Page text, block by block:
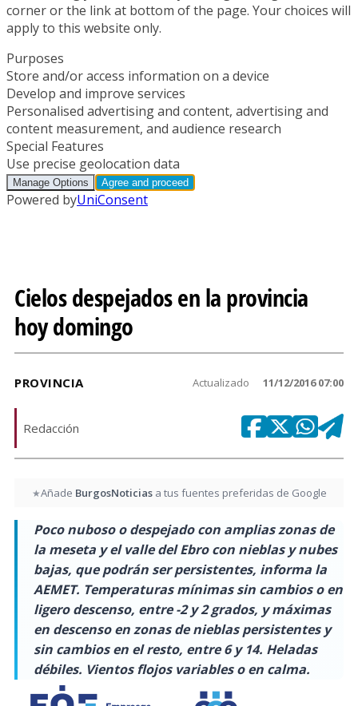
Cielos despejados en la provincia
hoy domingo
PROVINCIA Actualizado 11/12/2016 07:00
Redacción
★Añade BurgosNoticiasa tus fuentes preferidas de Google
Poco nuboso o despejado con amplias zonas de
la meseta y el valle del Ebro con nieblas y nubes
bajas, que podrán ser persistentes, informa la
AEMET. Temperaturas mínimas sin cambios o en
ligero descenso, entre -2 y 2 grados, y máximas
en descenso en zonas de nieblas persistentes y
sin cambios en el resto, entre 6 y 14. Heladas
débiles. Vientos flojos variables o en calma.